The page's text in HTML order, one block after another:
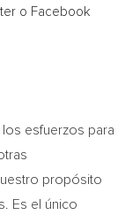
o Facebook
los esfuerzos para
propósito
Es el único